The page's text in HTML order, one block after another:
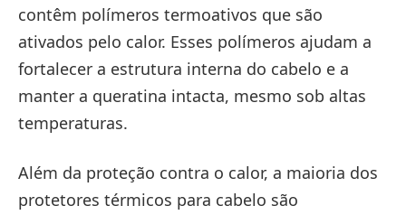
contêm polímeros termoativos que são
ativados pelo calor. Esses polímeros ajudam a
fortalecer a estrutura interna do cabelo e a
manter a queratina intacta, mesmo sob altas
temperaturas.
Além da proteção contra o calor, a maioria dos
protetores térmicos para cabelo são